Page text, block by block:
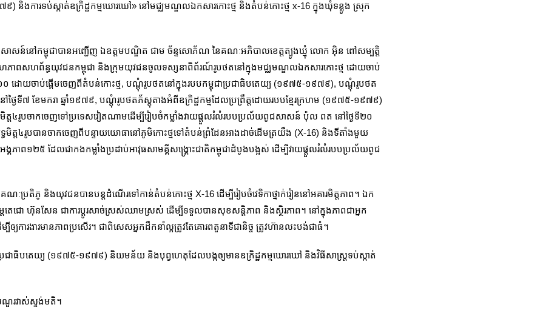
៩) និងការទប់ស្កាត់ឧក្រិដ្ឋកម្មឃោរឃៅ» នៅមជ្ឈមណ្ឌលឯកសារកោះថ្ម និងតំបន់កោះថ្ម x-16 ក្នុងឃុំទន្លូង ស្រុក
ាសន៍នៅកម្ពុជាបានអញ្ជើញ ឯឧត្តមបណ្ឌិត​ ជាម ច័ន្ទសោភ័ណ នៃគណៈអភិបាលខេត្តត្បូងឃ្មុំ លោក អ៊ិន ពៅសម្បត្តិ
សហភាពសហព័ន្ធយុវជនកម្ពុជា និងក្រុមយុវជនចូលទស្សនាពិព័រណ៍រូបថតនៅក្នុងមជ្ឈមណ្ឌលឯកសារកោះថ្ម ដោយចាប់
៦០ ដោយចាប់ផ្តើមចេញពីតំបន់កោះថ្ម, បណ្តុំរូបថតនៅក្នុងរបបកម្ពុជាប្រជាធិបតេយ្យ (១៩​៧៥-១៩៧៩), បណ្តុំរូបថត
ថ្ងៃទី៧ ខែមករា ឆ្នាំ១៩៧៩, បណ្តុំរូបថតភ័ស្តុតាងអំពីឧក្រិដ្ឋកម្មដែលប្រព្រឹត្តដោយរបបខ្មែរក្រហម (១៩៧៥-១៩៧៩)
៤រូបចាកចេញទៅប្រទេសវៀតណាមដើម្បីរៀបចំកម្លាំងវាយផ្តួលរំលំរបបប្រល័យពូជសាសន៍ ប៉ុល ពត នៅថ្ងៃទី២០
ត្ត៤រូបបានចាកចេញពីបន្ទាយយោធានៅភូមិកោះថ្មទៅតំបន់ព្រំដែនអាងដាច់ដើមត្រយឹង (X-16) និងទីតាំងមួយ
ភាព១២៥ ដែលជាកងកម្លាំងប្រដាប់អាវុធសាមគ្គីសង្គ្រោះជាតិកម្ពុជាដំបូងបង្អស់ ដើម្បីវាយផ្តួលរំលំរបបប្រល័យពូជ
ប្រតិភូ និងយុវជនបានបន្តដំណើរទៅកាន់តំបន់កោះថ្ម X-16 ដើម្បីរៀបចំវេទិកាថ្នាក់រៀននៅអគារមិត្តភាព។ ឯក
ជោ ហ៊ុនសែន ជាការប្តូរសាច់ស្រស់ឈាមស្រស់ ដើម្បីទទួលបានសុខសន្តិភាព និងស្ថិរភាព។ នៅក្នុងភាពជាអ្នក
បីឲ្យការងារមានភាពប្រសើរ។ ជាពិសេសអ្នកដឹកនាំល្អត្រូវតែគោរពតួនាទីជានិច្ច ត្រូវហ៊ានលះបង់ជាធំ។
ាប្រជាធិបតេយ្យ (១៩៧៥-១៩៧៩) និយមន័យ និងបុព្វហេតុដែលបង្កឲ្យមានឧក្រិដ្ឋកម្មឃោរឃៅ និងវិធីសាស្រ្តទប់ស្កាត់
ណួរវាស់ស្ទង់មតិ។